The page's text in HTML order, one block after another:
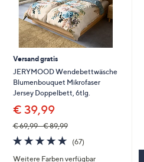
Versand gratis
JERYMOOD Wendebettwäsche
Blumenbouquet Mikrofaser
Jersey Doppelbett, 6tlg.
€ 39,99
€ 69,99 - € 89,99
4.7
von
5
(67)67
Weitere Farben verfügbar